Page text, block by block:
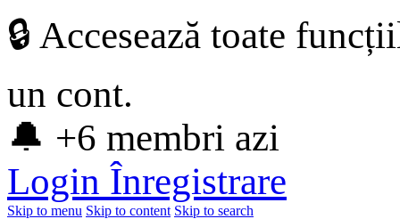
🔒 Accesează toate
un cont.
🔔 +6 membri azi
Login Înregistrare
Skip to menu Skip to content Skip to search